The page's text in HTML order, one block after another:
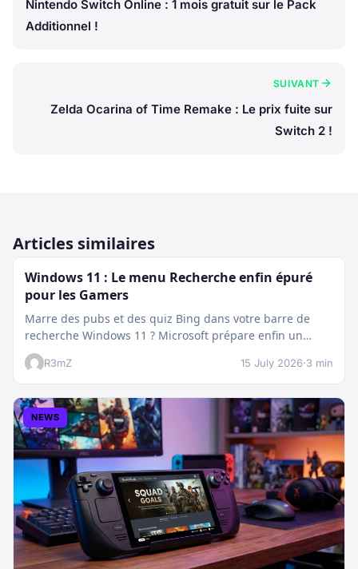
Nintendo Switch Online : 1 mois gratuit sur le Pack
Additionnel !
SUIVANT
Zelda Ocarina of Time Remake : Le prix fuite sur
Switch 2 !
Articles similaires
Windows 11 : Le menu Recherche enfin épuré
pour les Gamers
Marre des pubs et des quiz Bing dans votre barre de
recherche Windows 11 ? Microsoft prépare enfin un
nettoyage…
R3mZ 15 July 2026·3 min
NEWS